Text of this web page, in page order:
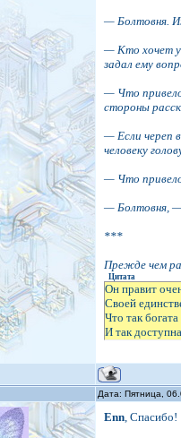
— Болтовня.
— Кто хочет
задал ему
— Что
стороны
— Если череп
человеку
— Что
— Болтовня, —
***
Прежде чем
Цитата
Он правит
Своей
Что так
И так
Дата: Пятница,
Enn, Спасибо!